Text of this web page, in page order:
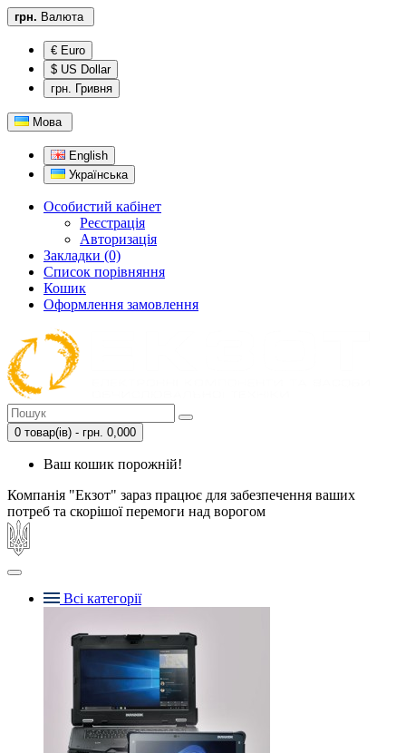
грн. Валюта
€ Euro
$ US Dollar
грн. Гривня
Мова
English
Українська
Особистий кабінет
Реєстрація
Авторизація
Закладки (0)
Список порівняння
Кошик
Оформлення замовлення
0 товар(ів) - грн. 0,000
Ваш кошик порожній!
Компанія "Екзот" зараз працює для забезпечення ваших
потреб та скорішої перемоги над ворогом
Всі категорії